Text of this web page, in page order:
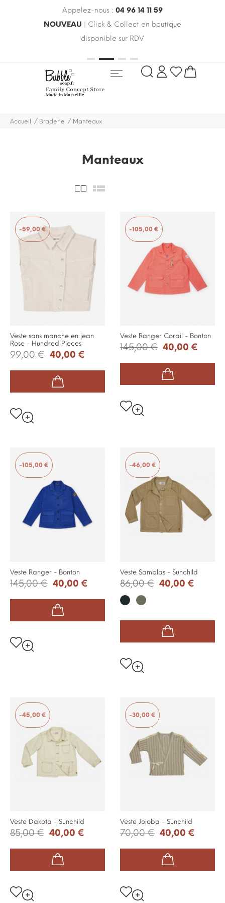
Appelez-nous : 04 96 14 11 59
NOUVEAU | Click & Collect en boutique
disponible sur RDV
Accueil Braderie Manteaux
Manteaux
-59,00 €
Veste sans manche en jean
Rose - Hundred Pieces
99,00 € 40,00 €
-105,00 €
Veste Ranger Corail - Bonton
145,00 € 40,00 €
-105,00 €
Veste Ranger - Bonton
145,00 € 40,00 €
-46,00 €
Veste Samblas - Sunchild
86,00 € 40,00 €
Charbon
Safari
-45,00 €
Veste Dakota - Sunchild
85,00 € 40,00 €
-30,00 €
Veste Jojoba - Sunchild
70,00 € 40,00 €